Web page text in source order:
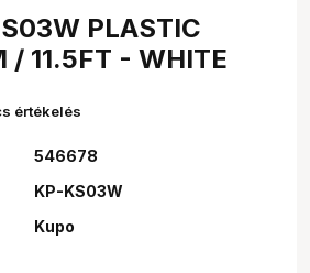
PLASTIC
/ 11.5FT - WHITE
értékelés
546678
KP-KS03W
Kupo